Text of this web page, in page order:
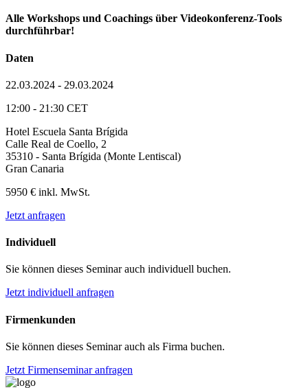
Alle Workshops und Coachings über Videokonferenz-Tools
durchführbar!
Daten
22.03.2024 - 29.03.2024
12:00 - 21:30 CET
Hotel Escuela Santa Brígida
Calle Real de Coello, 2
35310 - Santa Brígida (Monte Lentiscal)
Gran Canaria
5950 € inkl. MwSt.
Jetzt anfragen
Individuell
Sie können dieses Seminar auch individuell buchen.
Jetzt individuell anfragen
Firmenkunden
Sie können dieses Seminar auch als Firma buchen.
Jetzt Firmenseminar anfragen